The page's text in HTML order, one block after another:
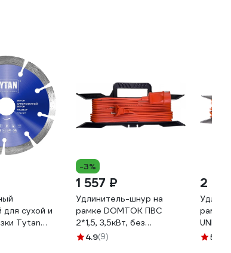
для сухой и
Tytan
-3%
1 557 ₽
Удлинитель-шнур на
рамке DOMTOK ПВС
2*1,5, 3,5кВт, без
заземления, 30м 2404
4.9(9)
2
рамка
5